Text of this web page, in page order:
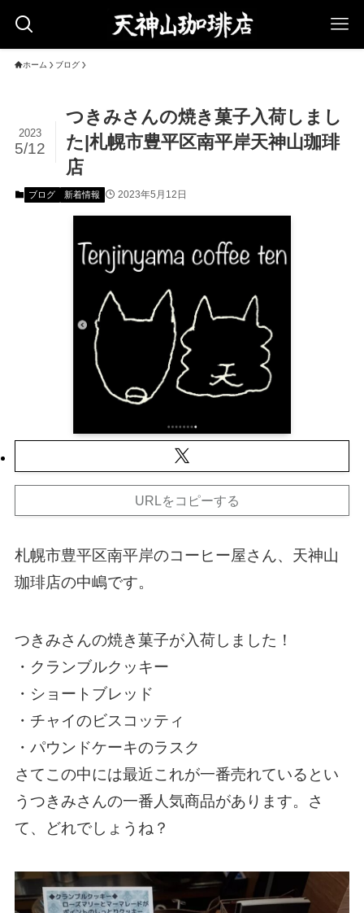
ホーム ブログ
つきみさんの焼き菓子入荷しまし
た|札幌市豊平区南平岸天神山珈琲
店
2023
5/12
ブログ 新着情報 2023年5月12日
URLをコピーする
札幌市豊平区南平岸のコーヒー屋さん、天神山
珈琲店の中嶋です。
つきみさんの焼き菓子が入荷しました！
・クランブルクッキー
・ショートブレッド
・チャイのビスコッティ
・パウンドケーキのラスク
さてこの中には最近これが一番売れているとい
うつきみさんの一番人気商品があります。さ
て、どれでしょうね？